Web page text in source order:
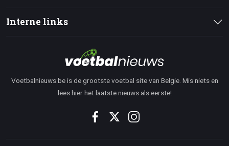
Interne links
Voetbalnieuws.be is de grootste voetbal site van Belgie. Mis niets en
lees hier het laatste nieuws als eerste!